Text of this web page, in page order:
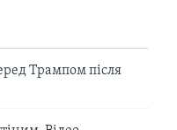
Трампом після